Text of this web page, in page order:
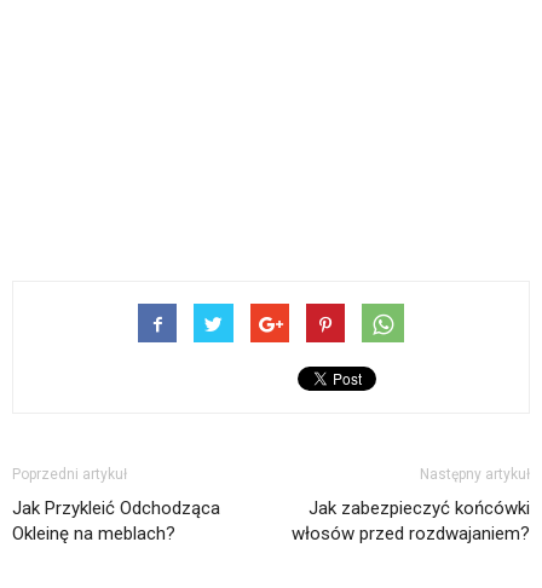
Poprzedni artykuł
Jak Przykleić Odchodząca
Okleinę na meblach?
Następny artykuł
Jak zabezpieczyć końcówki
włosów przed rozdwajaniem?